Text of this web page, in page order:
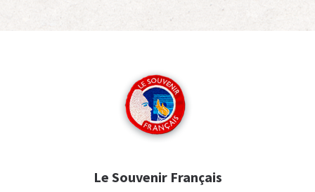
Le Souvenir Français